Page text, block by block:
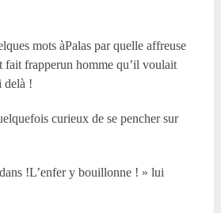
mots àPalas par quelle affreuse
fait frapperun homme qu’il voulait
delà !
curieux de se pencher sur
!L’enfer y bouillonne ! » lui